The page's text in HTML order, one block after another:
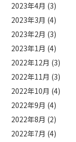
2023年4月 (3)
2023年3月 (4)
2023年2月 (3)
2023年1月 (4)
2022年12月 (3)
2022年11月 (3)
2022年10月 (4)
2022年9月 (4)
2022年8月 (2)
2022年7月 (4)